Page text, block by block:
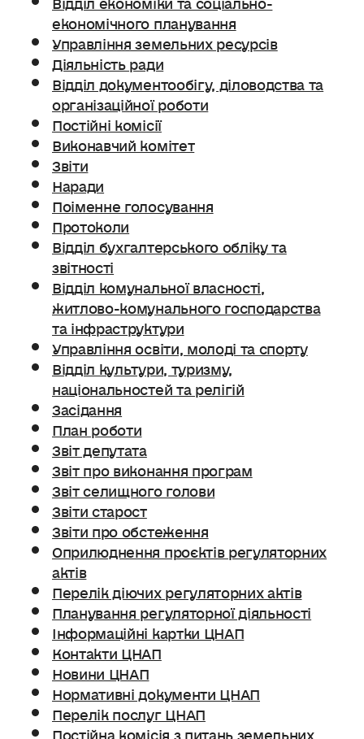
економічного планування
Управління земельних ресурсів
Діяльність ради
Відділ документообігу, діловодства та
організаційної роботи
Постійні комісії
Виконавчий комітет
Звіти
Наради
Поіменне голосування
Протоколи
Відділ бухгалтерського обліку та
звітності
Відділ комунальної власності,
житлово-комунального господарства
та інфраструктури
Управління освіти, молоді та спорту
Відділ культури, туризму,
національностей та релігій
Засідання
План роботи
Звіт депутата
Звіт про виконання програм
Звіт селищного голови
Звіти старост
Звіти про обстеження
Оприлюднення проєктів регуляторних
актів
Перелік діючих регуляторних актів
Планування регуляторної діяльності
Інформаційні картки ЦНАП
Контакти ЦНАП
Новини ЦНАП
Нормативні документи ЦНАП
Перелік послуг ЦНАП
Постійна комісія з питань земельних